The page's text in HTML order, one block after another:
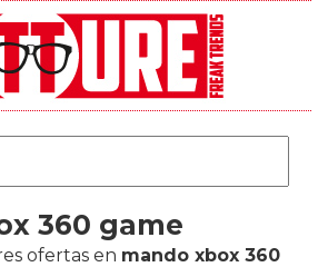
360 game
ofertas en mando xbox 360